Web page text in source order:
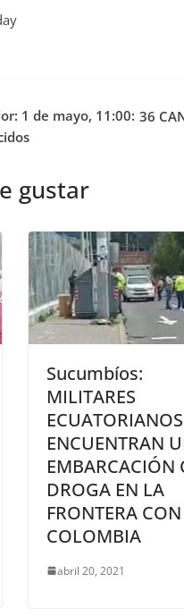
1 de mayo, 11:00: 36
gustar
Sucumbíos:
MILITARES
ECUATORIANOS
ENCUENTRAN
EMBARCACIÓN
DROGA EN LA
FRONTERA CON
COLOMBIA
abril 20, 2021